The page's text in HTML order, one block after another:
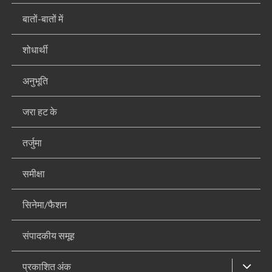
बातों-बातों में
शोधार्थी
अनुभूति
जरा हट के
तर्जुमा
समीक्षा
सिनेमा/फैशन
संपादकीय समूह
प्रकाशित अंक